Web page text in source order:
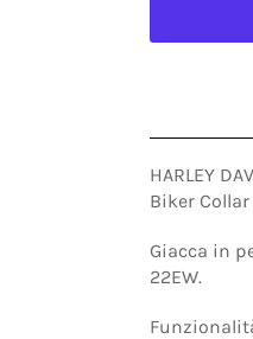
HARLEY
Biker Collar
Giacca in
22EW.